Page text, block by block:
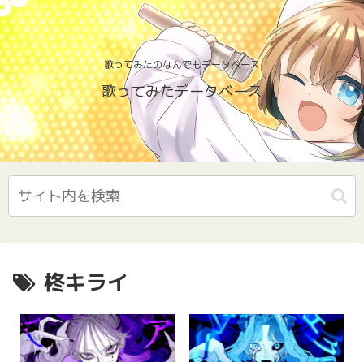
歌ってみたのなんでもデータベース
歌ってみたデータベース
柊キライ